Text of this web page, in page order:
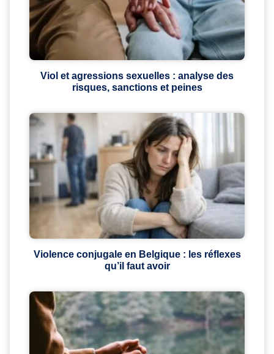
Viol et agressions sexuelles : analyse des
risques, sanctions et peines
Violence conjugale en Belgique : les réflexes
qu’il faut avoir